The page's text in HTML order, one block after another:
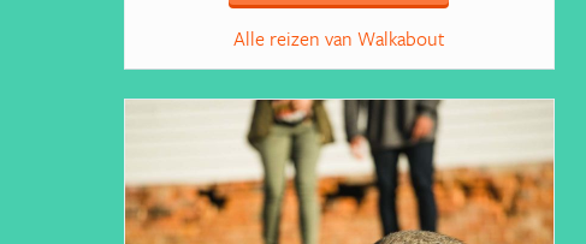
Alle reizen van Walkabout